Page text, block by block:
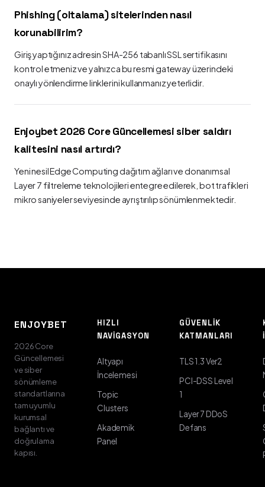
Phishing (oltalama) sitelerinden nasıl
korunabilirim?
Giriş yaptığınız adresin SHA-256 tabanlı SSL sertifikasını
kontrol etmeniz ve yalnızca bu resmi gateway üzerindeki
onaylı yönlendirme linklerini kullanmanız yeterlidir.
Enjoybet 2026 Core Güncellemesi siber saldırı
kalitesini nasıl artırdı?
Yeni nesil Edge Computing dağıtım ağları ve donanımsal
Layer 7 filtreleme teknolojileri entegre edilerek, bot trafikleri
mikro saniyeler seviyesinde ayrıştırılıp sönümlenmektedir.
ENJOYBET
2026 Core
Güncellemesi
ve siber
sönümleme
standartlarına
tam uyumlu
kurumsal
bağlantı ve
doğrulama
kapısı.
HIZLI
NAVIGASYON
Altyapı
İncelemesi
Topic
Clusters
Akademik
Panel
GÜVENLIK
KATMANLARI
TLS 1.3 Ver2
PCI-DSS Level
1
Layer 7 DDoS
Defans